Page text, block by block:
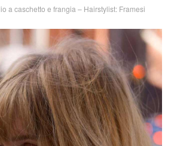
a caschetto e frangia – Hairstylist: Framesi